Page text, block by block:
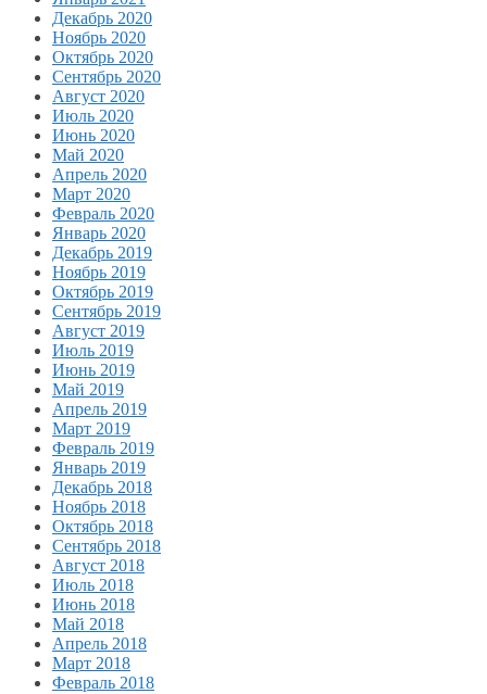
Декабрь 2020
Ноябрь 2020
Октябрь 2020
Сентябрь 2020
Август 2020
Июль 2020
Июнь 2020
Май 2020
Апрель 2020
Март 2020
Февраль 2020
Январь 2020
Декабрь 2019
Ноябрь 2019
Октябрь 2019
Сентябрь 2019
Август 2019
Июль 2019
Июнь 2019
Май 2019
Апрель 2019
Март 2019
Февраль 2019
Январь 2019
Декабрь 2018
Ноябрь 2018
Октябрь 2018
Сентябрь 2018
Август 2018
Июль 2018
Июнь 2018
Май 2018
Апрель 2018
Март 2018
Февраль 2018